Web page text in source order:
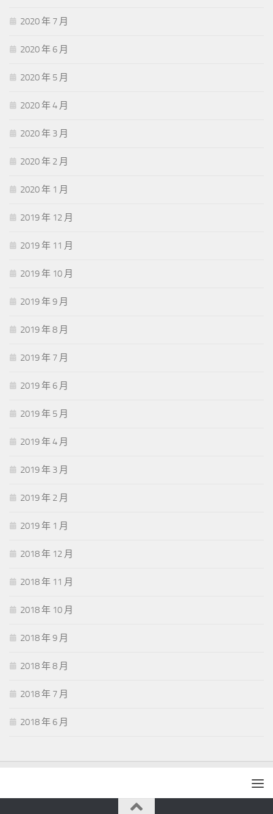
2020 年 7 月
2020 年 6 月
2020 年 5 月
2020 年 4 月
2020 年 3 月
2020 年 2 月
2020 年 1 月
2019 年 12 月
2019 年 11 月
2019 年 10 月
2019 年 9 月
2019 年 8 月
2019 年 7 月
2019 年 6 月
2019 年 5 月
2019 年 4 月
2019 年 3 月
2019 年 2 月
2019 年 1 月
2018 年 12 月
2018 年 11 月
2018 年 10 月
2018 年 9 月
2018 年 8 月
2018 年 7 月
2018 年 6 月